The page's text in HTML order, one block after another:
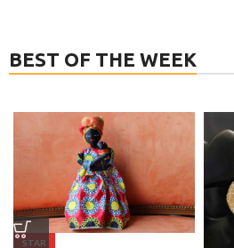
BEST OF THE WEEK
STAR